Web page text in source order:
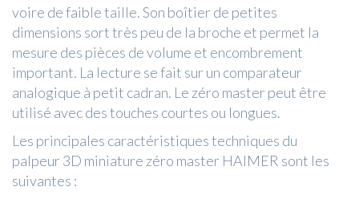
voire de faible taille. Son boîtier de petites
dimensions sort très peu de la broche et permet la
mesure des pièces de volume et encombrement
important. La lecture se fait sur un comparateur
analogique à petit cadran. Le zéro master peut être
utilisé avec des touches courtes ou longues.
Les principales caractéristiques techniques du
palpeur 3D miniature zéro master HAIMER sont les
suivantes :